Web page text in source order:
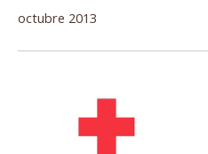
octubre 2013